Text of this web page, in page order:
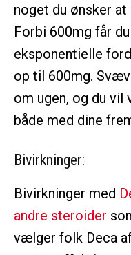
noget du ønsker
Forbi 600mg får
eksponentielle
op til 600mg.
om ugen, og du
både med dine
Bivirkninger:
Bivirkninger med
andre steroider
vælger folk Deca